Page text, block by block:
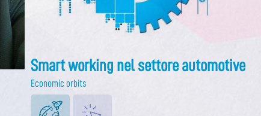
Smart working nel settore automotive
Economic orbits